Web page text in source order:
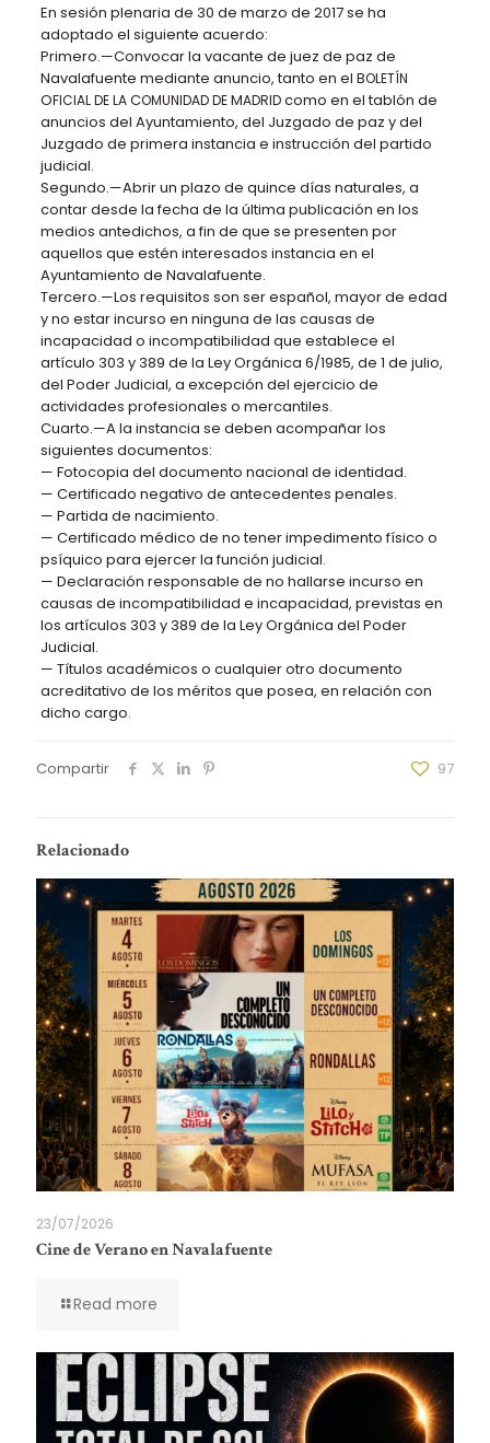
En sesión plenaria de 30 de marzo de 2017 se ha
adoptado el siguiente acuerdo:
Primero.—Convocar la vacante de juez de paz de
Navalafuente mediante anuncio, tanto en el BOLETÍN
OFICIAL DE LACOMUNIDAD DEMADRIDcomo en el tablón de
anuncios del Ayuntamiento, del Juzgado de paz y del
Juzgado de primera instancia e instrucción del partido
judicial.
Segundo.—Abrir un plazo de quince días naturales, a
contar desde la fecha de la última publicación en los
medios antedichos, a fin de que se presenten por
aquellos que estén interesados instancia en el
Ayuntamiento de Navalafuente.
Tercero.—Los requisitos son ser español, mayor de edad
y no estar incurso en ninguna de las causas de
incapacidad o incompatibilidad que establece el
artículo 303 y 389 de la Ley Orgánica 6/1985, de 1 de julio,
del Poder Judicial, a excepción del ejercicio de
actividades profesionales o mercantiles.
Cuarto.—A la instancia se deben acompañar los
siguientes documentos:
— Fotocopia del documento nacional de identidad.
— Certificado negativo de antecedentes penales.
— Partida de nacimiento.
— Certificado médico de no tener impedimento físico o
psíquico para ejercer la función judicial.
— Declaración responsable de no hallarse incurso en
causas de incompatibilidad e incapacidad, previstas en
los artículos 303 y 389 de la Ley Orgánica del Poder
Judicial.
— Títulos académicos o cualquier otro documento
acreditativo de los méritos que posea, en relación con
dicho cargo.
Compartir 97
Relacionado
23/07/2026
Cine de Verano en Navalafuente
Read more